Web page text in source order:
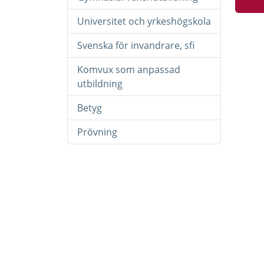
Universitet och yrkeshögskola
Svenska för invandrare, sfi
Komvux som anpassad
utbildning
Betyg
Prövning